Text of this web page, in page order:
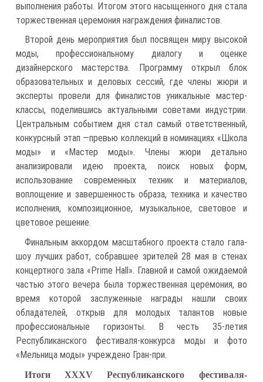
выполнения работы. Итогом этого насыщенного дня стала
торжественная церемония награждения финалистов.
Второй день мероприятия был посвящен миру высокой
моды, профессиональному диалогу и оценке
дизайнерского мастерства. Программу открыл блок
образовательных и деловых сессий, где члены жюри и
эксперты провели для финалистов уникальные мастер-
классы, поделившись актуальными советами индустрии.
Центральным событием дня стал самый ответственный,
конкурсный этап —превью коллекций в номинациях «Школа
моды» и «Мастер моды». Члены жюри детально
анализировали идею проекта, поиск новых форм,
использование современных техник и материалов,
воплощение и завершенность образа, техника и качество
исполнения, композиционное, музыкальное, световое и
цветовое решение.
Финальным аккордом масштабного проекта стало гала-
шоу лучших работ, собравшее зрителей 28 мая в стенах
концертного зала «Prime Hall». Главной и самой ожидаемой
частью этого вечера была торжественная церемония, во
время которой заслуженные награды нашли своих
обладателей, открыв для молодых талантов новые
профессиональные горизонты. В честь 35-летия
Республиканского фестиваля-конкурса моды и фото
«Мельница моды» учреждено Гран-при.
Итоги XXXV Республиканского фестиваля-